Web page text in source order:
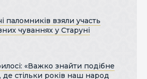
паломників взяли участь
чуваннях у Старуні
«Важко знайти подібне
де стільки років наш народ